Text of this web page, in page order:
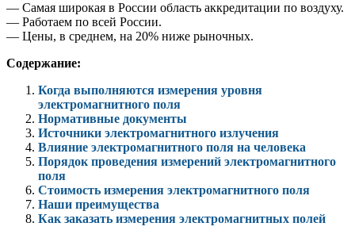
— Самая широкая в России область аккредитации по воздуху.
— Работаем по всей России.
— Цены, в среднем, на 20% ниже рыночных.
Содержание:
Когда выполняются измерения уровня
электромагнитного поля
Нормативные документы
Источники электромагнитного излучения
Влияние электромагнитного поля на человека
Порядок проведения измерений электромагнитного
поля
Стоимость измерения электромагнитного поля
Наши преимущества
Как заказать измерения электромагнитных полей